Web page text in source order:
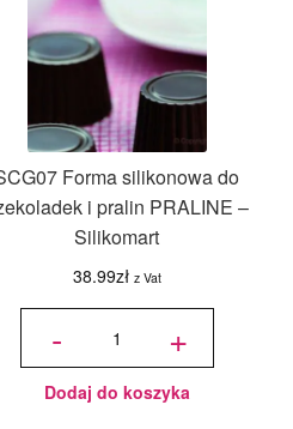
Forma silikonowa do
i pralin PRALINE –
Silikomart
38.99zł z Vat
-
ilość
silikonowa
do
i pralin
PRALINE -
+
Dodaj do koszyka